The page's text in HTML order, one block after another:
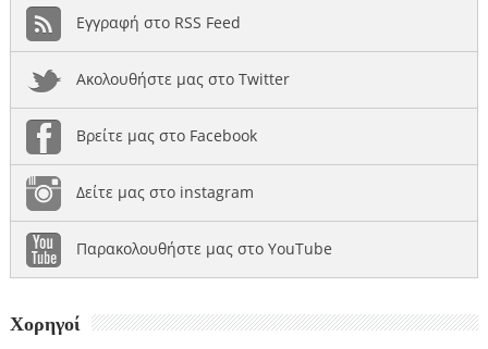
Εγγραφή στο RSS Feed
Ακολουθήστε μας στο Twitter
Βρείτε μας στο Facebook
Δείτε μας στο instagram
Παρακολουθήστε μας στο YouTube
Χορηγοί